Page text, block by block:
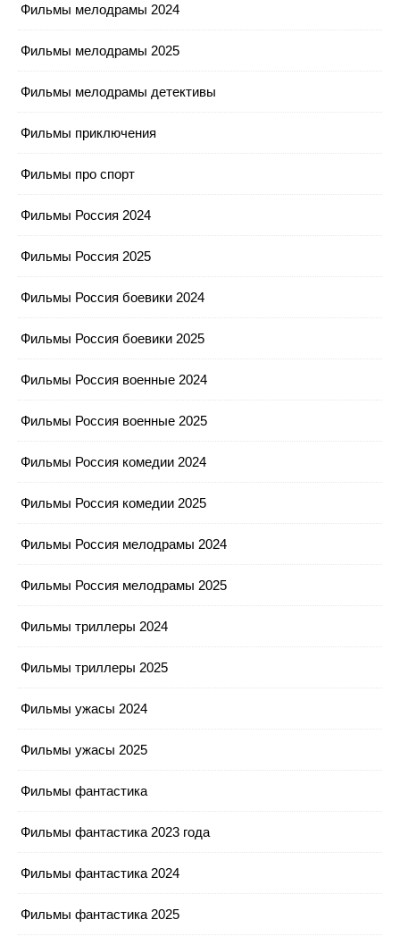
Фильмы мелодрамы 2024
Фильмы мелодрамы 2025
Фильмы мелодрамы детективы
Фильмы приключения
Фильмы про спорт
Фильмы Россия 2024
Фильмы Россия 2025
Фильмы Россия боевики 2024
Фильмы Россия боевики 2025
Фильмы Россия военные 2024
Фильмы Россия военные 2025
Фильмы Россия комедии 2024
Фильмы Россия комедии 2025
Фильмы Россия мелодрамы 2024
Фильмы Россия мелодрамы 2025
Фильмы триллеры 2024
Фильмы триллеры 2025
Фильмы ужасы 2024
Фильмы ужасы 2025
Фильмы фантастика
Фильмы фантастика 2023 года
Фильмы фантастика 2024
Фильмы фантастика 2025